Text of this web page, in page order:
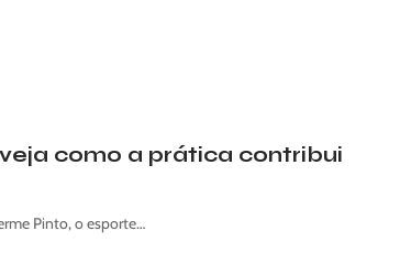
como a prática contribui
Pinto, o esporte…